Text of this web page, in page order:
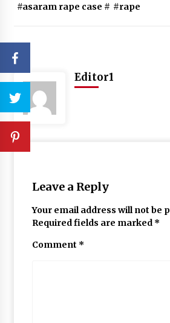
#asaram rape case # #rape
Editor1
Leave a Reply
Your email address will not be
Required fields are marked *
Comment *